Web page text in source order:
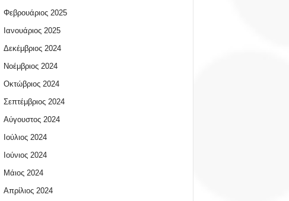
Φεβρουάριος 2025
Ιανουάριος 2025
Δεκέμβριος 2024
Νοέμβριος 2024
Οκτώβριος 2024
Σεπτέμβριος 2024
Αύγουστος 2024
Ιούλιος 2024
Ιούνιος 2024
Μάιος 2024
Απρίλιος 2024